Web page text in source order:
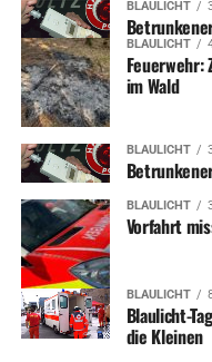
BLAULICHT
BLAULICHT
Feuerwehr:
im Wald
BLAULICHT
BLAULICHT
Vorfahrt
BLAULICHT
Blaulicht-
die Kleinen